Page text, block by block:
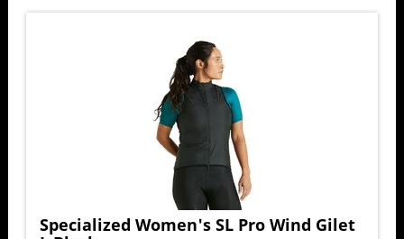
Specialized Women's SL Pro Wind Gilet